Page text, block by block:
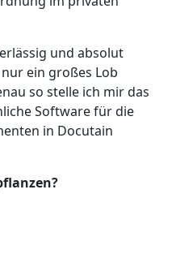
und absolut
ein großes Lob
so stelle ich mir das
Software für die
in Docutain